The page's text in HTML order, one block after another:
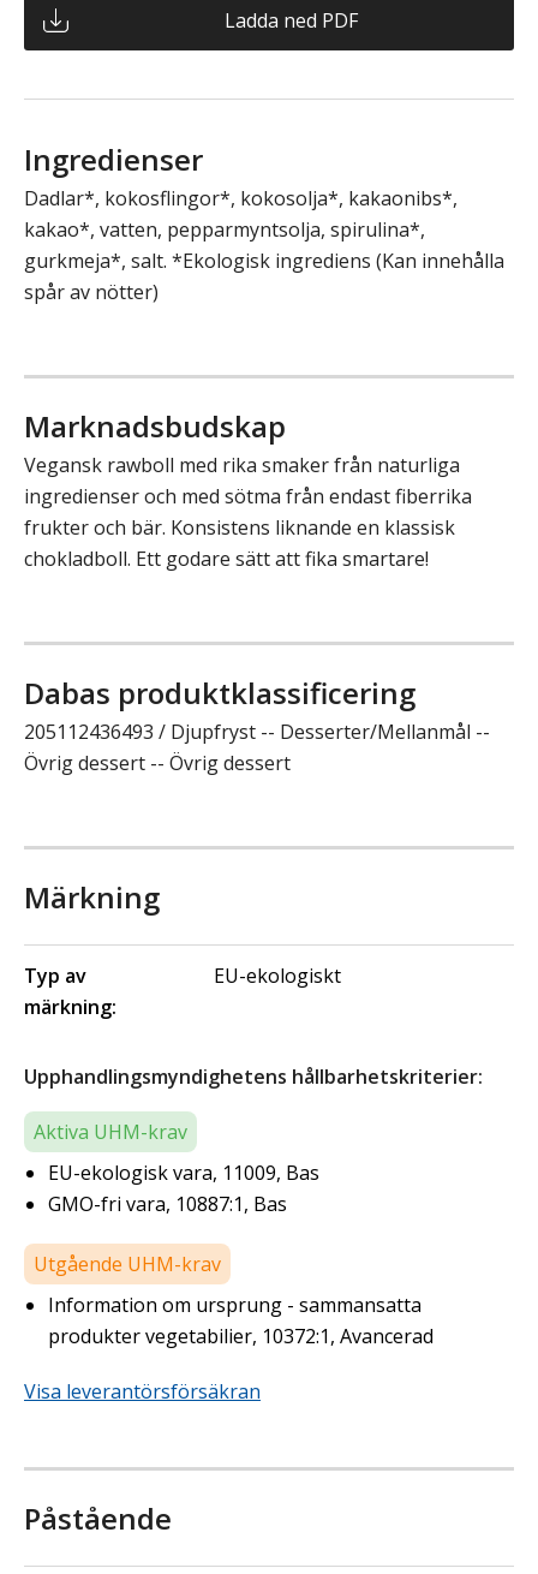
Ladda ned PDF
Ingredienser
Dadlar*, kokosflingor*, kokosolja*, kakaonibs*,
kakao*, vatten, pepparmyntsolja, spirulina*,
gurkmeja*, salt. *Ekologisk ingrediens (Kan innehålla
spår av nötter)
Marknadsbudskap
Vegansk rawboll med rika smaker från naturliga
ingredienser och med sötma från endast fiberrika
frukter och bär. Konsistens liknande en klassisk
chokladboll. Ett godare sätt att fika smartare!
Dabas produktklassificering
205112436493 / Djupfryst -- Desserter/Mellanmål --
Övrig dessert -- Övrig dessert
Märkning
Typ av
märkning:
EU-ekologiskt
Upphandlingsmyndighetens hållbarhetskriterier:
Aktiva UHM-krav
EU-ekologisk vara, 11009, Bas
GMO-fri vara, 10887:1, Bas
Utgående UHM-krav
Information om ursprung - sammansatta
produkter vegetabilier, 10372:1, Avancerad
Visa leverantörsförsäkran
Påstående